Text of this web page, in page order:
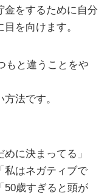
金をするために自分
を向けます。
もと違うことをや
法です。
に決まってる」
私はネガティブで
50歳すぎると頭が